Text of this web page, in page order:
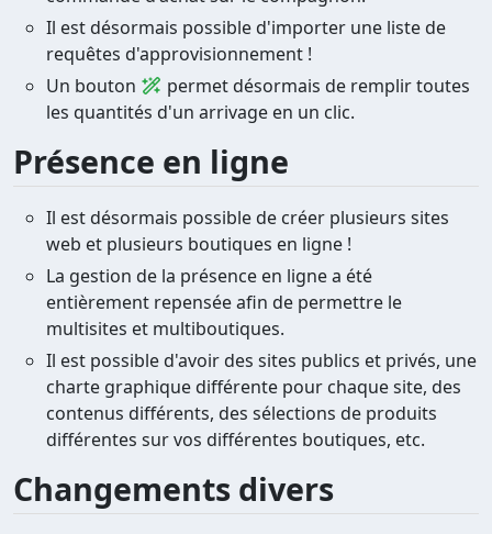
Il est désormais possible d'importer une liste de
requêtes d'approvisionnement !
Un bouton
permet désormais de remplir toutes
les quantités d'un arrivage en un clic.
Présence en ligne
Il est désormais possible de créer plusieurs sites
web et plusieurs boutiques en ligne !
La gestion de la présence en ligne a été
entièrement repensée afin de permettre le
multisites et multiboutiques.
Il est possible d'avoir des sites publics et privés, une
charte graphique différente pour chaque site, des
contenus différents, des sélections de produits
différentes sur vos différentes boutiques, etc.
Changements divers